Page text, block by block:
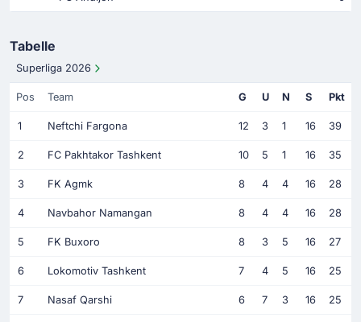
Tabelle
Superliga 2026
Pos Team G U N S Pkt
1 Neftchi Fargona 12 3 1 16 39
2 FC Pakhtakor Tashkent 10 5 1 16 35
3 FK Agmk 8 4 4 16 28
4 Navbahor Namangan 8 4 4 16 28
5 FK Buxoro 8 3 5 16 27
6 Lokomotiv Tashkent 7 4 5 16 25
7 Nasaf Qarshi 6 7 3 16 25